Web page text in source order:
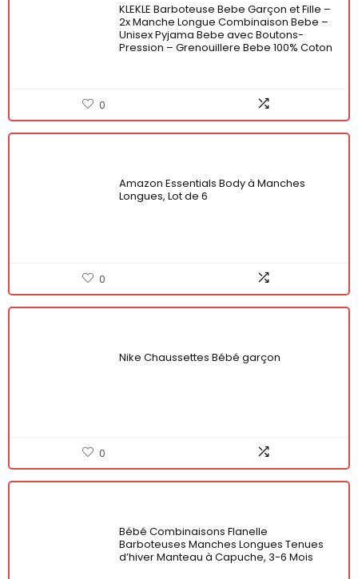
KLEKLE Barboteuse Bebe Garçon et Fille –
2x Manche Longue Combinaison Bebe –
Unisex Pyjama Bebe avec Boutons-
Pression – Grenouillere Bebe 100% Coton
0
Amazon Essentials Body à Manches
Longues, Lot de 6
0
Nike Chaussettes Bébé garçon
0
Bébé Combinaisons Flanelle
Barboteuses Manches Longues Tenues
d’hiver Manteau à Capuche, 3-6 Mois